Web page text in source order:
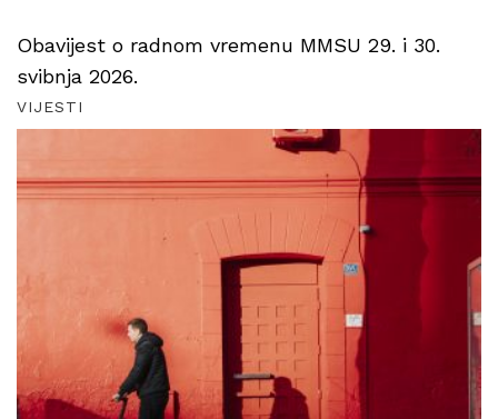
Obavijest o radnom vremenu MMSU 29. i 30.
svibnja 2026.
VIJESTI